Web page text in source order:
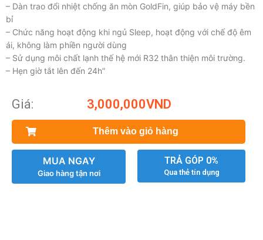
– Dàn trao đổi nhiệt chống ăn mòn GoldFin, giúp bảo vệ máy bền
bỉ
– Chức năng hoạt động khi ngủ Sleep, hoạt động với chế độ êm
ái, không làm phiền người dùng
– Sử dụng môi chất lạnh thế hệ mới R32 thân thiện môi trường.
– Hẹn giờ tắt lên đến 24h”
Giá: 3,000,000VND
Thêm vào giỏ hàng
MUA NGAY
Giao hàng tận nơi
TRẢ GÓP 0%
Qua thẻ tín dụng